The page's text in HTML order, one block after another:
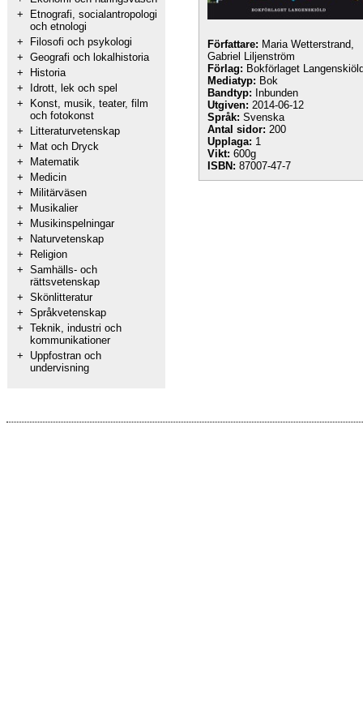
+
Etnografi, socialantropologi
och etnologi
+
Filosofi och psykologi
+ Geografi och lokalhistoria
+
Historia
+
Idrott, lek och spel
+
Konst, musik, teater, film
och fotokonst
+
Litteraturvetenskap
+
Mat och Dryck
+
Matematik
+
Medicin
+
Militärväsen
+
Musikalier
+
Musikinspelningar
+
Naturvetenskap
+
Religion
+ Samhälls- och
rättsvetenskap
+ Skönlitteratur
+ Språkvetenskap
+ Teknik, industri och
kommunikationer
+
Uppfostran och
undervisning
Författare: Maria Wetterstrand,
Gabriel Liljenström
Förlag: Bokförlaget
Mediatyp: Bok
Bandtyp: Inbunden
Utgiven: 2014-06-12
Språk: Svenska
Antal sidor: 200
Upplaga: 1
Vikt: 600g
ISBN: 87007-47-7